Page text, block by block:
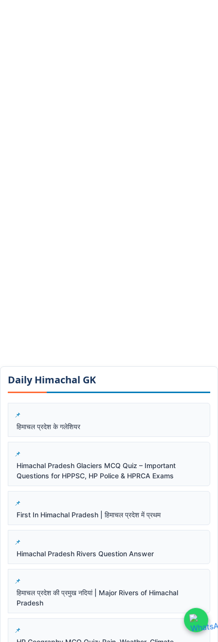
Daily Himachal GK​​
हिमाचल प्रदेश के गलेशियर
Himachal Pradesh Glaciers MCQ Quiz – Important
Questions for HPPSC, HP Police & HPRCA Exams
First In Himachal Pradesh | हिमाचल प्रदेश में प्रथम
Himachal Pradesh Rivers Question Answer
हिमाचल प्रदेश की प्रमुख नदियां | Major Rivers of Himachal
Pradesh